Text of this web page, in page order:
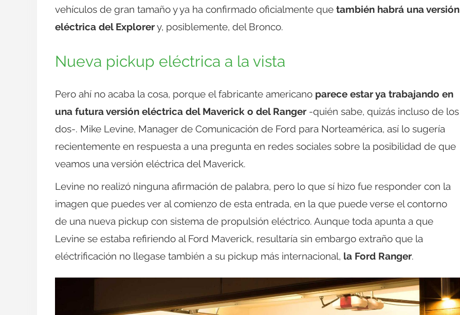
vehículos de gran tamaño y ya ha confirmado oficialmente que también habrá una versión
eléctrica del Explorery, posiblemente, del Bronco.
Nueva pickup eléctrica a la vista
Pero ahí no acaba la cosa, porque el fabricante americano parece estar ya trabajando en
una futura versión eléctrica del Maverick o del Ranger -quién sabe, quizás incluso de los
dos-. Mike Levine, Manager de Comunicación de Ford para Norteamérica, así lo sugería
recientemente en respuesta a una pregunta en redes sociales sobre la posibilidad de que
veamos una versión eléctrica del Maverick.
Levine no realizó ninguna afirmación de palabra, pero lo que sí hizo fue responder con la
imagen que puedes ver al comienzo de esta entrada, en la que puede verse el contorno
de una nueva pickup con sistema de propulsión eléctrico. Aunque toda apunta a que
Levine se estaba refiriendo al Ford Maverick, resultaría sin embargo extraño que la
eléctrificación no llegase también a su pickup más internacional, la Ford Ranger.